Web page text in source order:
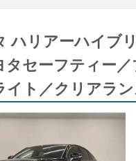
ハリアーハイブ
タセーフティー
イト／クリアラ